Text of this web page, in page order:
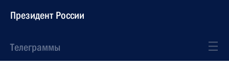
Президент России
Телеграммы